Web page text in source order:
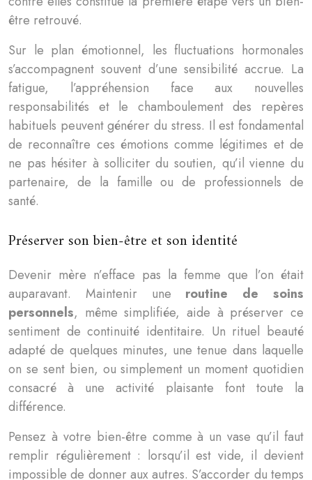
être retrouvé.
Sur le plan émotionnel, les fluctuations hormonales
s’accompagnent souvent d’une sensibilité accrue. La
fatigue, l’appréhension face aux nouvelles
responsabilités et le chamboulement des repères
habituels peuvent générer du stress. Il est fondamental
de reconnaître ces émotions comme légitimes et de
ne pas hésiter à solliciter du soutien, qu’il vienne du
partenaire, de la famille ou de professionnels de
santé.
Préserver son bien-être et son identité
Devenir mère n’efface pas la femme que l’on était
auparavant. Maintenir une routine de soins
personnels, même simplifiée, aide à préserver ce
sentiment de continuité identitaire. Un rituel beauté
adapté de quelques minutes, une tenue dans laquelle
on se sent bien, ou simplement un moment quotidien
consacré à une activité plaisante font toute la
différence.
Pensez à votre bien-être comme à un vase qu’il faut
remplir régulièrement : lorsqu’il est vide, il devient
impossible de donner aux autres. S’accorder du temps